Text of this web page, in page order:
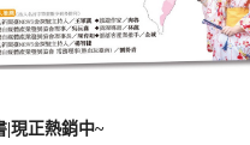
|現正熱銷中~